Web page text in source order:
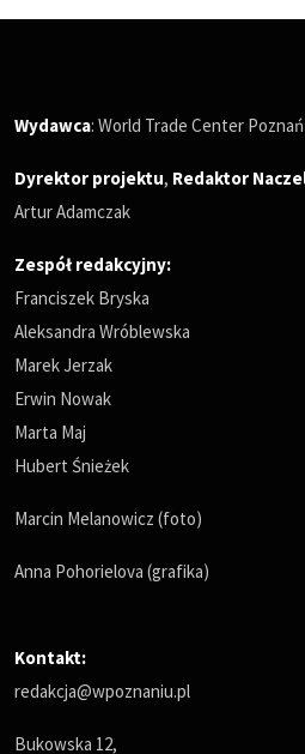
Wydawca: World Trade Center
Dyrektor projektu, Redaktor
Artur Adamczak
Zespół redakcyjny:
Franciszek Bryska
Aleksandra Wróblewska
Marek Jerzak
Erwin Nowak
Marta Maj
Hubert Śnieżek
Marcin Melanowicz (foto)
Anna Pohorielova (grafika)
Kontakt:
redakcja@wpoznaniu.pl
Bukowska 12,